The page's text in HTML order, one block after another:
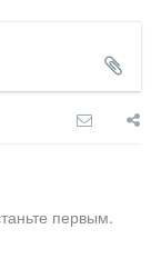
первым.